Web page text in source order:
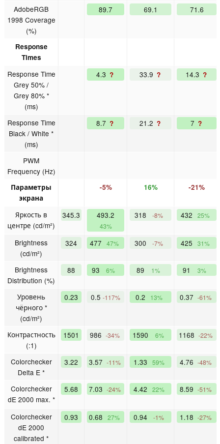
AdobeRGB
1998 Coverage
(%)
89.7 69.1 71.6
Response
Times
Response Time
Grey 50% /
Grey 80% *
(ms)
4.3 ? 33.9 ? 14.3 ?
Response Time
Black / White *
(ms)
8.7 ? 21.2 ? 7 ?
PWM
Frequency (Hz)
Параметры
экрана
-5% 16% -21%
Яркость в
центре (cd/m²)
345.3 493.2
43%
318 -8% 432 25%
Brightness
(cd/m²)
324 477 47% 300 -7% 425 31%
Brightness
Distribution (%)
88 93 6% 89 1% 91 3%
Уровень
чёрного *
(cd/m²)
0.23 0.5 -117% 0.2 13% 0.37 -61%
Контрастность
(:1)
1501 986 -34% 1590 6% 1168 -22%
Colorchecker
Delta E *
3.22 3.57 -11% 1.33 59% 4.76 -48%
Colorchecker
dE 2000 max. *
5.68 7.03 -24% 4.42 22% 8.59 -51%
Colorchecker
dE 2000
calibrated *
0.93 0.68 27% 0.94 -1% 1.18 -27%